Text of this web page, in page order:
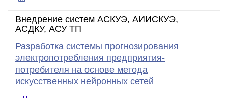
Внедрение систем АСКУЭ, АИИСКУЭ,
АСДКУ, АСУ ТП
Разработка системы прогнозирования
электропотребления предприятия-
потребителя на основе метода
искусственных нейронных сетей